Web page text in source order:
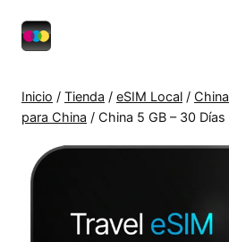
Inicio / Tienda / eSIM Local / China
para China / China 5 GB – 30 Días